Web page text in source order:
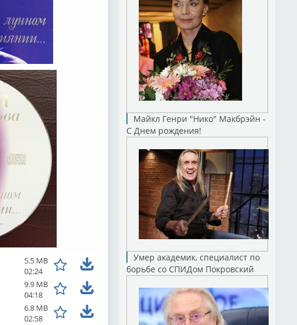
5.5 MB
02:24
9.9 MB
04:18
6.8 MB
02:58
Майкл Генри "Нико" Макбрэйн -
С Днем рождения!
Умер академик, специалист по
борьбе со СПИДом Покровский